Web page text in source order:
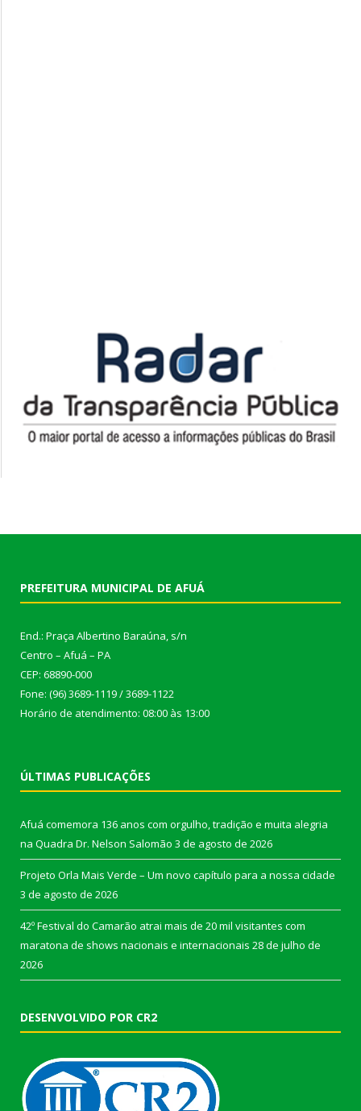
PREFEITURA MUNICIPAL DE AFUÁ
End.: Praça Albertino Baraúna, s/n
Centro – Afuá – PA
CEP: 68890-000
Fone: (96) 3689-1119 / 3689-1122
Horário de atendimento: 08:00 às 13:00
ÚLTIMAS PUBLICAÇÕES
Afuá comemora 136 anos com orgulho, tradição e muita alegria
na Quadra Dr. Nelson Salomão 3 de agosto de 2026
Projeto Orla Mais Verde – Um novo capítulo para a nossa cidade
3 de agosto de 2026
42º Festival do Camarão atrai mais de 20 mil visitantes com
maratona de shows nacionais e internacionais 28 de julho de
2026
DESENVOLVIDO POR CR2